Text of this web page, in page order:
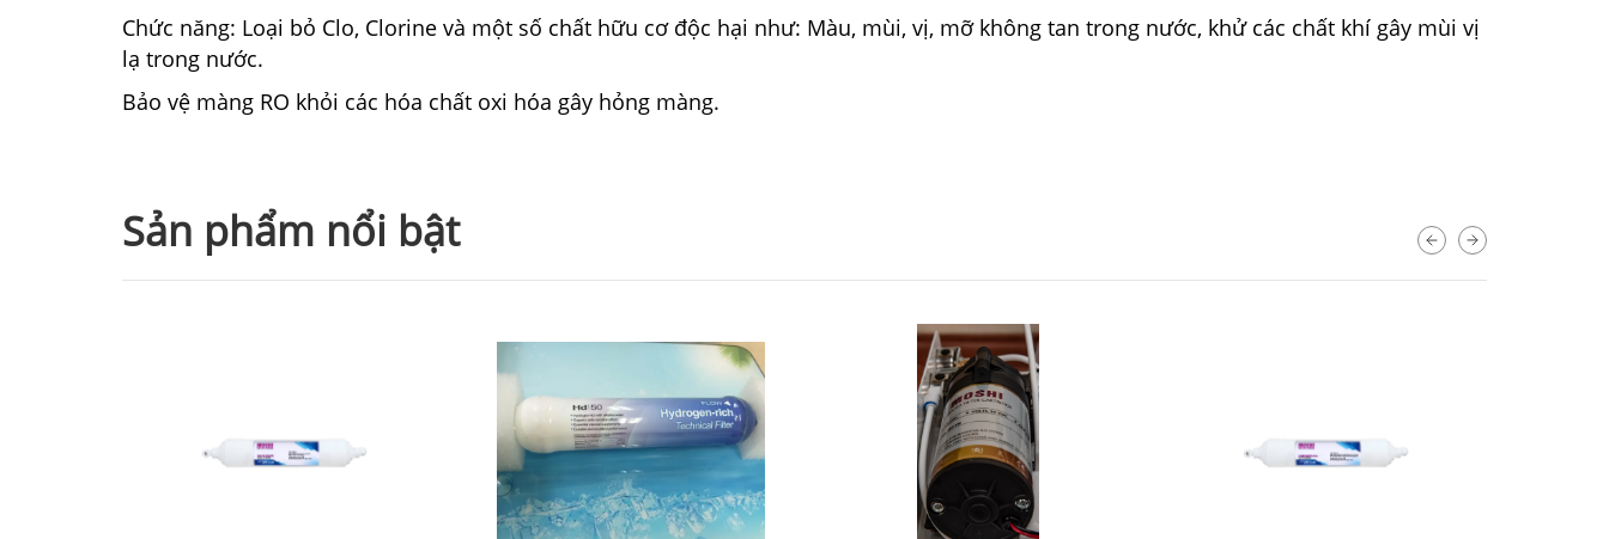
Chức năng: Loại bỏ Clo, Clorine và một số chất hữu cơ độc hại như: Màu, mùi, vị, mỡ không tan trong nước, khử các chất khí gây mùi vị
lạ trong nước.
Bảo vệ màng RO khỏi các hóa chất oxi hóa gây hỏng màng.
Sản phẩm nổi bật